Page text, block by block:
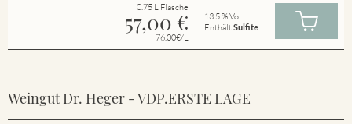
0.75 L Flasche
57,00 €
76.00€/L
13.5 % Vol
EnthältSulfite
Weingut Dr. Heger - VDP.ERSTE LAGE